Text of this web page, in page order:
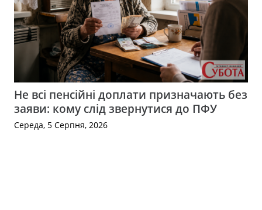
Не всі пенсійні доплати призначають без
заяви: кому слід звернутися до ПФУ
Середа, 5 Серпня, 2026